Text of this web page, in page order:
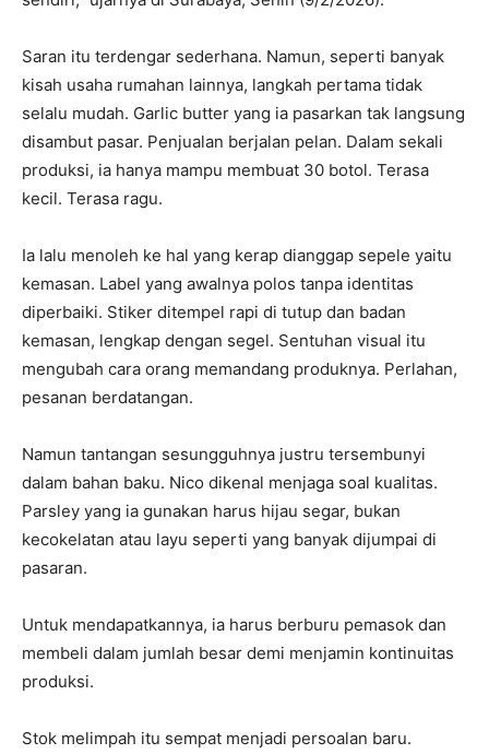
Saran itu terdengar sederhana. Namun, seperti banyak
kisah usaha rumahan lainnya, langkah pertama tidak
selalu mudah. Garlic butter yang ia pasarkan tak langsung
disambut pasar. Penjualan berjalan pelan. Dalam sekali
produksi, ia hanya mampu membuat 30 botol. Terasa
kecil. Terasa ragu.
Ia lalu menoleh ke hal yang kerap dianggap sepele yaitu
kemasan. Label yang awalnya polos tanpa identitas
diperbaiki. Stiker ditempel rapi di tutup dan badan
kemasan, lengkap dengan segel. Sentuhan visual itu
mengubah cara orang memandang produknya. Perlahan,
pesanan berdatangan.
Namun tantangan sesungguhnya justru tersembunyi
dalam bahan baku. Nico dikenal menjaga soal kualitas.
Parsley yang ia gunakan harus hijau segar, bukan
kecokelatan atau layu seperti yang banyak dijumpai di
pasaran.
Untuk mendapatkannya, ia harus berburu pemasok dan
membeli dalam jumlah besar demi menjamin kontinuitas
produksi.
Stok melimpah itu sempat menjadi persoalan baru.